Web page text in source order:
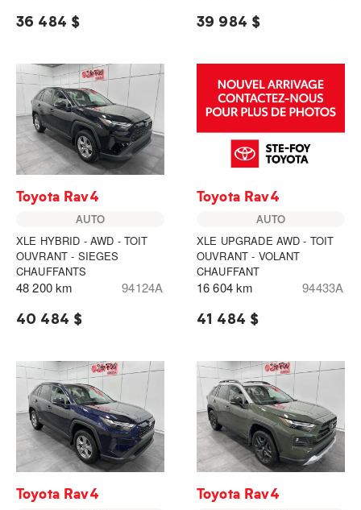
36 484 $ 39 984 $
Toyota Rav4
AUTO
XLE HYBRID - AWD - TOIT
OUVRANT - SIEGES
CHAUFFANTS
48 200 km 94124A
40 484 $
Toyota Rav4
AUTO
XLE UPGRADE AWD - TOIT
OUVRANT - VOLANT
CHAUFFANT
16 604 km 94433A
41 484 $
Toyota Rav4 Toyota Rav4